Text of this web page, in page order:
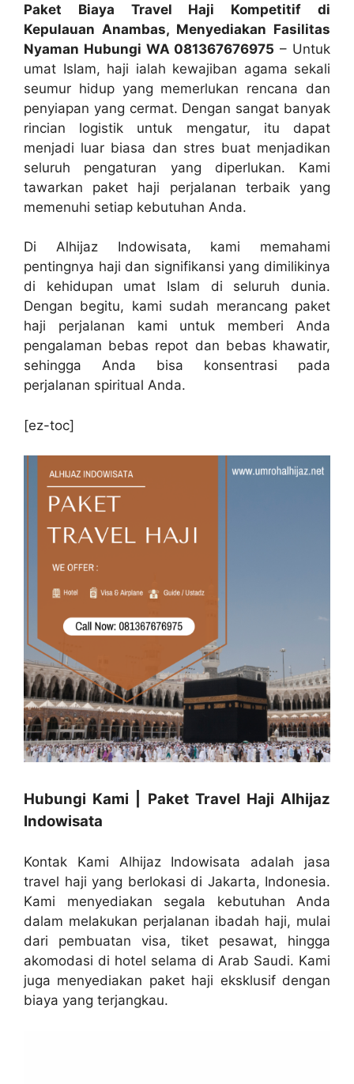
Paket Biaya Travel Haji Kompetitif di
Kepulauan Anambas, Menyediakan Fasilitas
Nyaman Hubungi WA 081367676975 – Untuk
umat Islam, haji ialah kewajiban agama sekali
seumur hidup yang memerlukan rencana dan
penyiapan yang cermat. Dengan sangat banyak
rincian logistik untuk mengatur, itu dapat
menjadi luar biasa dan stres buat menjadikan
seluruh pengaturan yang diperlukan. Kami
tawarkan paket haji perjalanan terbaik yang
memenuhi setiap kebutuhan Anda.
Di Alhijaz Indowisata, kami memahami
pentingnya haji dan signifikansi yang dimilikinya
di kehidupan umat Islam di seluruh dunia.
Dengan begitu, kami sudah merancang paket
haji perjalanan kami untuk memberi Anda
pengalaman bebas repot dan bebas khawatir,
sehingga Anda bisa konsentrasi pada
perjalanan spiritual Anda.
[ez-toc]
Hubungi Kami | Paket Travel Haji Alhijaz
Indowisata
Kontak Kami Alhijaz Indowisata adalah jasa
travel haji yang berlokasi di Jakarta, Indonesia.
Kami menyediakan segala kebutuhan Anda
dalam melakukan perjalanan ibadah haji, mulai
dari pembuatan visa, tiket pesawat, hingga
akomodasi di hotel selama di Arab Saudi. Kami
juga menyediakan paket haji eksklusif dengan
biaya yang terjangkau.